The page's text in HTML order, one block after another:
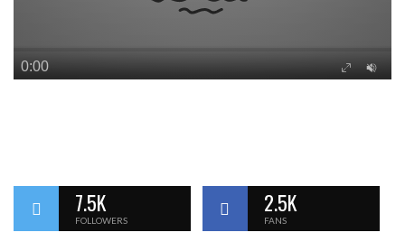
7.5K
FOLLOWERS
2.5K
FANS